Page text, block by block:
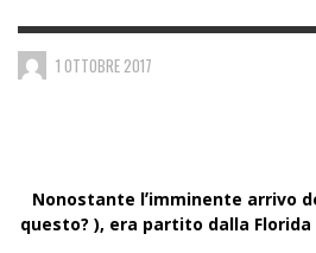
1 OTTOBRE 2017
Nonostante lʼimminente arrivo
questo? ), era partito dalla